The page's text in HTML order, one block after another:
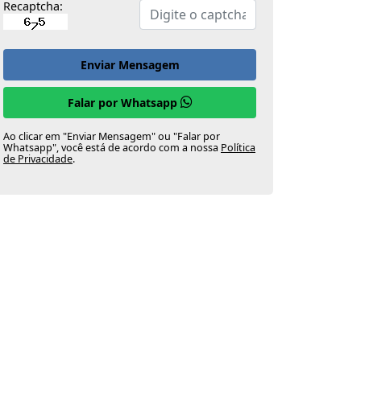
Recaptcha:
Enviar Mensagem
Falar por Whatsapp
Ao clicar em "Enviar Mensagem" ou "Falar por
Whatsapp", você está de acordo com a nossa Política
de Privacidade.